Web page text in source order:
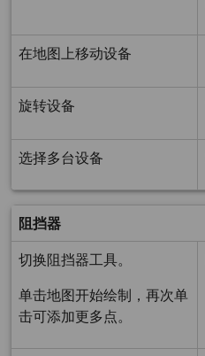
在地图上移动设备
旋转设备
选择多台设备
阻挡器
切换阻挡器工具。
单击地图开始绘制，再次单
击可添加更多点。